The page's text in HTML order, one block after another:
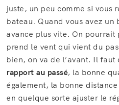
juste, un peu comme si vous
bateau. Quand vous avez un
avance plus vite. On pourrait
prend le vent qui vient du
bien, on va de l’avant. Il faut
rapport au passé, la bonne
également, la bonne
en quelque sorte ajuster le